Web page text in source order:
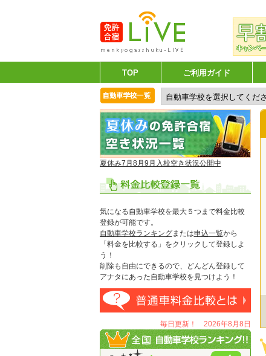
TOP ご利用ガイド
夏休み7月8月9月入校空き状況公開中
気になる自動車学校を最大５つまで料金比較
登録が可能です。
自動車学校ランキングまたは申込一覧から
「料金を比較する」をクリックして登録しよ
う！
削除も自由にできるので、どんどん登録して
アナタにあった自動車学校を見つけよう！
毎日更新！ 2026年8月8日